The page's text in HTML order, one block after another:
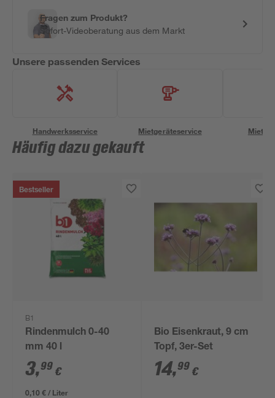
Fragen zum Produkt?
Sofort-Videoberatung aus dem Markt
Unsere passenden Services
Handwerksservice Mietgeräteservice
Häufig dazu gekauft
Bestseller
B1
Rindenmulch 0-40
mm 40 l
3,99 €
0,10 € / Liter
Bio Eisenkraut, 9 cm
Topf, 3er-Set
14,99 €